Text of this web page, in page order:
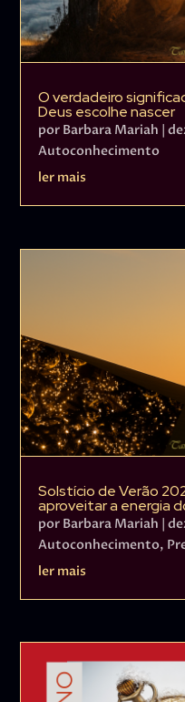
O verdadeiro
Deus escolhe nascer
por Barbara Mariah |
Autoconhecimento
ler mais
Solstício de Verão
aproveitar a energia
por Barbara Mariah |
Autoconhecimento,
ler mais